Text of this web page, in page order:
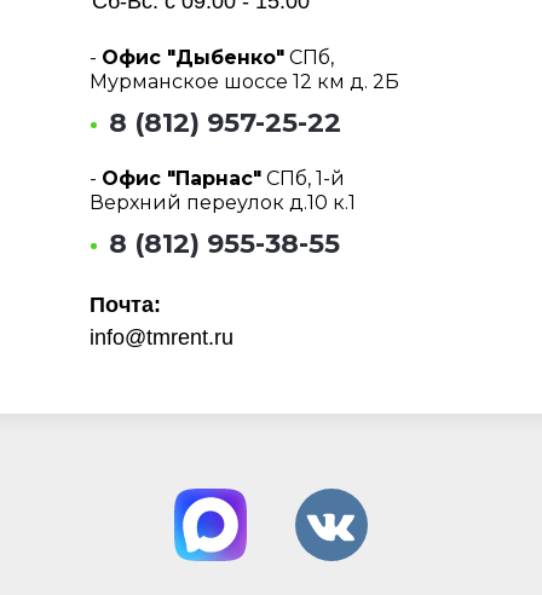
Почта:
info@tmrent.ru
- Офис "Парнас" СПб, 1-й
Верхний переулок д.10 к.1
- Офис "Дыбенко" СПб,
Мурманское шоссе 12 км д. 2Б
8 (812) 957-25-22
8 (812) 955-38-55